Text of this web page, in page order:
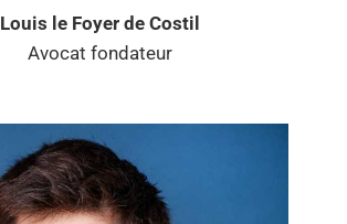
Louis le Foyer de Costil
Avocat fondateur